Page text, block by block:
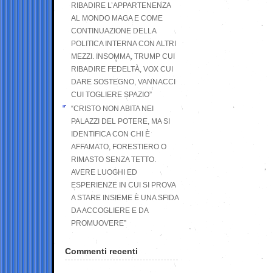
RIBADIRE L’APPARTENENZA
AL MONDO MAGA E COME
CONTINUAZIONE DELLA
POLITICA INTERNA CON ALTRI
MEZZI. INSOMMA, TRUMP CUI
RIBADIRE FEDELTÀ, VOX CUI
DARE SOSTEGNO, VANNACCI
CUI TOGLIERE SPAZIO”
“CRISTO NON ABITA NEI
PALAZZI DEL POTERE, MA SI
IDENTIFICA CON CHI È
AFFAMATO, FORESTIERO O
RIMASTO SENZA TETTO.
AVERE LUOGHI ED
ESPERIENZE IN CUI SI PROVA
A STARE INSIEME È UNA SFIDA
DA ACCOGLIERE E DA
PROMUOVERE”
Commenti recenti